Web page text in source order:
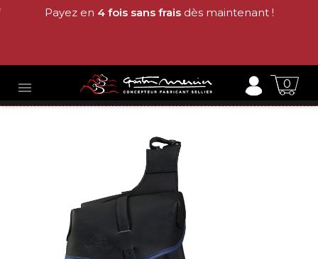
Payez en 4 fois sans fraisdès maintenant !
 0